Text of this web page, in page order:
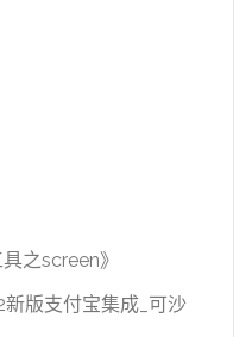
之screen》
版支付宝集成_可沙